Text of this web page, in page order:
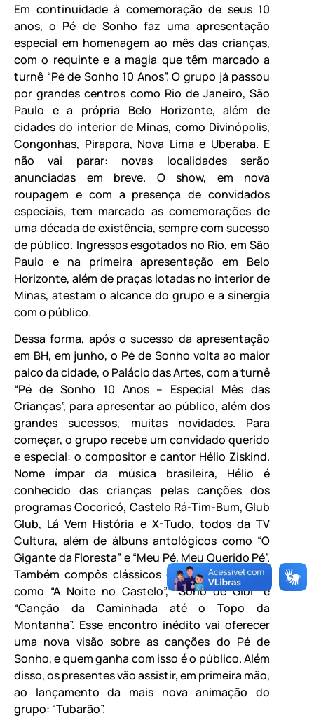
Em continuidade à comemoração de seus 10
anos, o Pé de Sonho faz uma apresentação
especial em homenagem ao mês das crianças,
com o requinte e a magia que têm marcado a
turnê “Pé de Sonho 10 Anos”. O grupo já passou
por grandes centros como Rio de Janeiro, São
Paulo e a própria Belo Horizonte, além de
cidades do interior de Minas, como Divinópolis,
Congonhas, Pirapora, Nova Lima e Uberaba. E
não vai parar: novas localidades serão
anunciadas em breve. O show, em nova
roupagem e com a presença de convidados
especiais, tem marcado as comemorações de
uma década de existência, sempre com sucesso
de público. Ingressos esgotados no Rio, em São
Paulo e na primeira apresentação em Belo
Horizonte, além de praças lotadas no interior de
Minas, atestam o alcance do grupo e a sinergia
com o público.
Dessa forma, após o sucesso da apresentação
em BH, em junho, o Pé de Sonho volta ao maior
palco da cidade, o Palácio das Artes, com a turnê
“Pé de Sonho 10 Anos – Especial Mês das
Crianças”, para apresentar ao público, além dos
grandes sucessos, muitas novidades. Para
começar, o grupo recebe um convidado querido
e especial: o compositor e cantor Hélio Ziskind.
Nome ímpar da música brasileira, Hélio é
conhecido das crianças pelas canções dos
programas Cocoricó, Castelo Rá-Tim-Bum, Glub
Glub, Lá Vem História e X-Tudo, todos da TV
Cultura, além de álbuns antológicos como “O
Gigante da Floresta” e “Meu Pé, Meu Querido Pé”.
Também compôs clássicos da canção infantil,
como “A Noite no Castelo”, “Sono de Gibi” e
“Canção da Caminhada até o Topo da
Montanha”. Esse encontro inédito vai oferecer
uma nova visão sobre as canções do Pé de
Sonho, e quem ganha com isso é o público. Além
disso, os presentes vão assistir, em primeira mão,
ao lançamento da mais nova animação do
grupo: “Tubarão”.